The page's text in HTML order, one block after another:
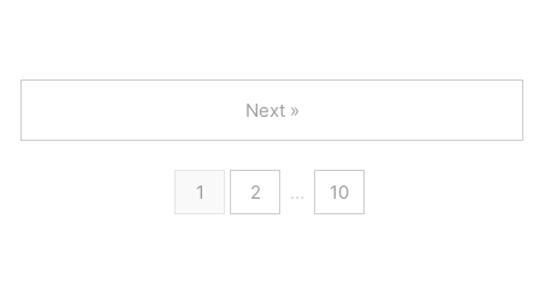
1 2 … 10
Next »